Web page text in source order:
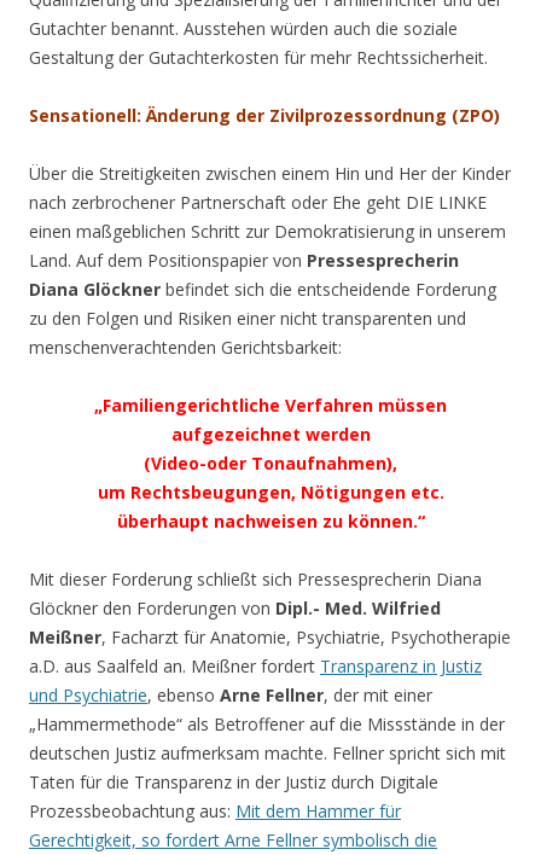
Gutachter benannt. Ausstehen würden auch die soziale
Gestaltung der Gutachterkosten für mehr Rechtssicherheit.
Sensationell: Änderung der Zivilprozessordnung (ZPO)
Über die Streitigkeiten zwischen einem Hin und Her der Kinder
nach zerbrochener Partnerschaft oder Ehe geht DIE LINKE
einen maßgeblichen Schritt zur Demokratisierung in unserem
Land. Auf dem Positionspapier von Pressesprecherin
Diana Glöckner befindet sich die entscheidende Forderung
zu den Folgen und Risiken einer nicht transparenten und
menschenverachtenden Gerichtsbarkeit:
„Familiengerichtliche Verfahren müssen
aufgezeichnet werden
(Video-oder Tonaufnahmen),
um Rechtsbeugungen, Nötigungen etc.
überhaupt nachweisen zu können.“
Mit dieser Forderung schließt sich Pressesprecherin Diana
Glöckner den Forderungen von Dipl.- Med. Wilfried
Meißner, Facharzt für Anatomie, Psychiatrie, Psychotherapie
a.D. aus Saalfeld an. Meißner fordert Transparenz in Justiz
und Psychiatrie, ebenso Arne Fellner, der mit einer
„Hammermethode“ als Betroffener auf die Missstände in der
deutschen Justiz aufmerksam machte. Fellner spricht sich mit
Taten für die Transparenz in der Justiz durch Digitale
Prozessbeobachtung aus: Mit dem Hammer für
Gerechtigkeit, so fordert Arne Fellner symbolisch die